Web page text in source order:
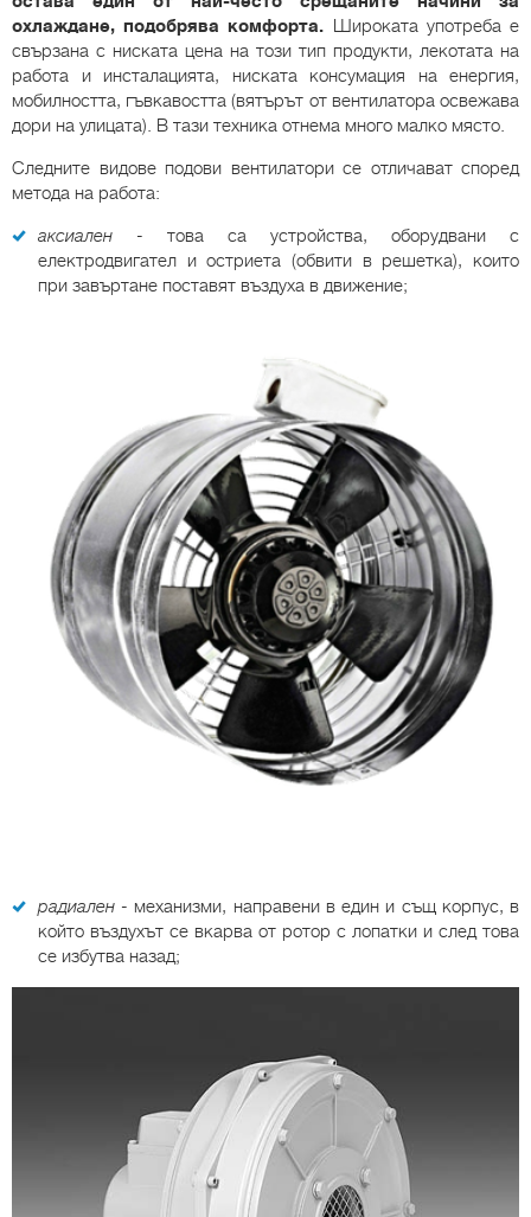
охлаждане, подобрява комфорта. Широката употреба е
свързана с ниската цена на този тип продукти, лекотата на
работа и инсталацията, ниската консумация на енергия,
мобилността, гъвкавостта (вятърът от вентилатора освежава
дори на улицата). В тази техника отнема много малко място.
Следните видове подови вентилатори се отличават според
метода на работа:
аксиален - това са устройства, оборудвани с
електродвигател и остриета (обвити в решетка), които
при завъртане поставят въздуха в движение;
радиален - механизми, направени в един и същ корпус, в
който въздухът се вкарва от ротор с лопатки и след това
се избутва назад;